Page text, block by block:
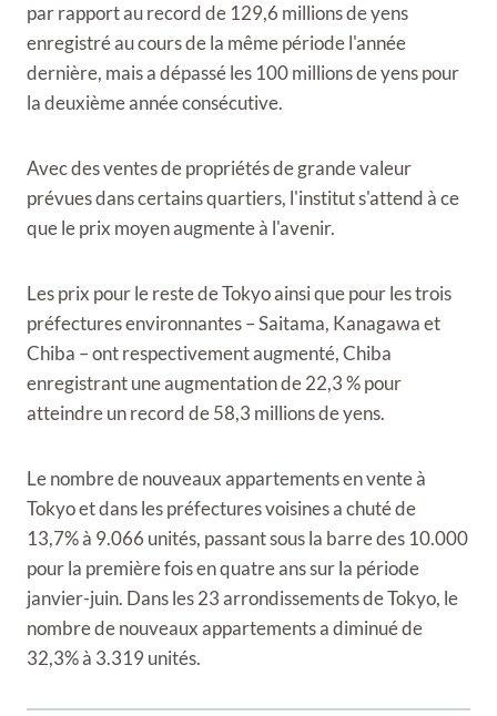
par rapport au record de 129,6 millions de yens
enregistré au cours de la même période l'année
dernière, mais a dépassé les 100 millions de yens pour
la deuxième année consécutive.
Avec des ventes de propriétés de grande valeur
prévues dans certains quartiers, l'institut s'attend à ce
que le prix moyen augmente à l'avenir.
Les prix pour le reste de Tokyo ainsi que pour les trois
préfectures environnantes – Saitama, Kanagawa et
Chiba – ont respectivement augmenté, Chiba
enregistrant une augmentation de 22,3 % pour
atteindre un record de 58,3 millions de yens.
Le nombre de nouveaux appartements en vente à
Tokyo et dans les préfectures voisines a chuté de
13,7% à 9.066 unités, passant sous la barre des 10.000
pour la première fois en quatre ans sur la période
janvier-juin. Dans les 23 arrondissements de Tokyo, le
nombre de nouveaux appartements a diminué de
32,3% à 3.319 unités.